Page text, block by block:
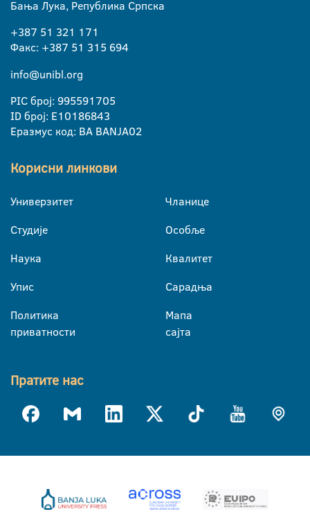
Бања Лука, Република Српска
+387 51 321 171
Факс: +387 51 315 694
info@unibl.org
PIC број: 995591705
ID број: E10186843
Еразмус код: BA BANJA02
Корисни линкови
Универзитет
Студије
Наука
Упис
Политика
приватности
Чланице
Особље
Квалитет
Сарадња
Мапа
сајта
Пратите нас